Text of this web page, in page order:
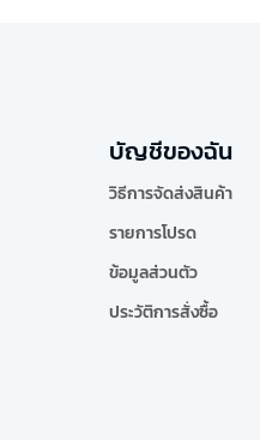
บัญชีของฉัน
วิธีการจัดส่งสินค้า
รายการโปรด
ข้อมูลส่วนตัว
ประวัติการสั่งซื้อ